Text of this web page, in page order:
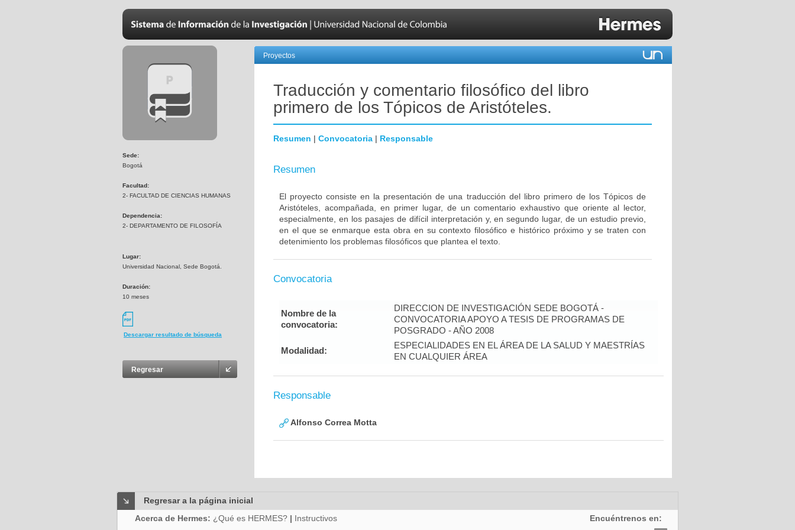
Sede:
Bogotá
Facultad:
2- FACULTAD DE CIENCIAS HUMANAS
Dependencia:
2- DEPARTAMENTO DE FILOSOFÍA
Lugar:
Universidad Nacional, Sede Bogotá.
Duración:
10 meses
Descargar resultado de búsqueda
Regresar
Proyectos
Traducción y comentario filosófico del libro
primero de los Tópicos de Aristóteles.
Resumen | Convocatoria | Responsable
Resumen
El proyecto consiste en la presentación de una traducción del libro primero de los Tópicos de
Aristóteles, acompañada, en primer lugar, de un comentario exhaustivo que oriente al lector,
especialmente, en los pasajes de difícil interpretación y, en segundo lugar, de un estudio previo,
en el que se enmarque esta obra en su contexto filosófico e histórico próximo y se traten con
detenimiento los problemas filosóficos que plantea el texto.
Convocatoria
Nombre de la
convocatoria:
DIRECCION DE INVESTIGACIÓN SEDE BOGOTÁ -
CONVOCATORIA APOYO A TESIS DE PROGRAMAS DE
POSGRADO - AÑO 2008
Modalidad:
ESPECIALIDADES EN EL ÁREA DE LA SALUD Y MAESTRÍAS
EN CUALQUIER ÁREA
Responsable
Alfonso Correa Motta
Regresar a la página inicial
Acerca de Hermes: ¿Qué es HERMES? | Instructivos Encuéntrenos en: